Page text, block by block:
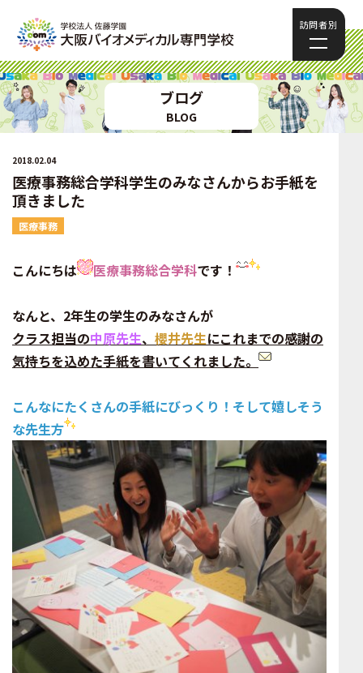
訪問者別
ブログ
BLOG
2018.02.04
医療事務総合学科学生のみなさんからお手紙を
頂きました
医療事務
こんにちは 医療事務総合学科です！
なんと、2年生の学生のみなさんが
クラス担当の中原先生、 櫻井先生にこれまでの感謝の
気持ちを込めた手紙を書いてくれました。
こんなにたくさんの手紙にびっくり！そして嬉しそう
な先生方